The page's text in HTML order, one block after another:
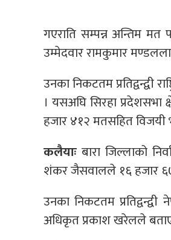
गएराति सम्पन्न अन्तिम मत
उम्मेदवार रामकुमार
उनका निकटतम प्रतिद्वन्द्वी
। यसअघि सिरहा प्रदेशसभा
हजार ४१२ मतसहित विजयी
कलैयाः बारा जिल्लाको
शंकर जैसवालले १६ हजार
उनका निकटतम
अधिकृत प्रकाश खरेलले